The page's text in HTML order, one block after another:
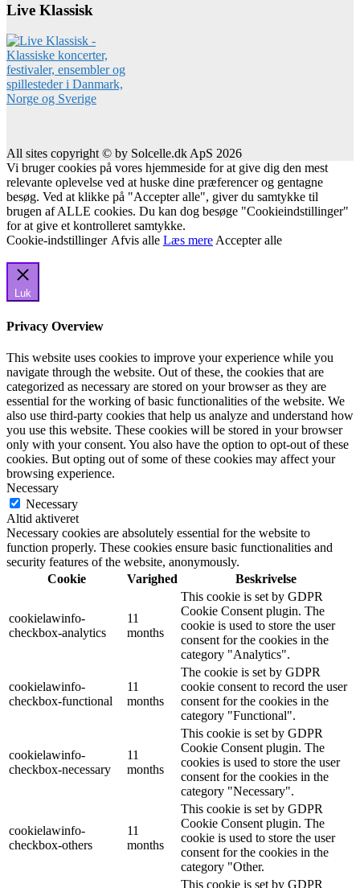
Live Klassisk
All sites copyright © by Solcelle.dk ApS 2026
Vi bruger cookies på vores hjemmeside for at give dig den mest
relevante oplevelse ved at huske dine præferencer og gentagne
besøg. Ved at klikke på "Accepter alle", giver du samtykke til
brugen af ALLE cookies. Du kan dog besøge "Cookieindstillinger"
for at give et kontrolleret samtykke.
Cookie-indstillinger Afvis alle Læs mere Accepter alle
Luk
Privacy Overview
This website uses cookies to improve your experience while you
navigate through the website. Out of these, the cookies that are
categorized as necessary are stored on your browser as they are
essential for the working of basic functionalities of the website. We
also use third-party cookies that help us analyze and understand how
you use this website. These cookies will be stored in your browser
only with your consent. You also have the option to opt-out of these
cookies. But opting out of some of these cookies may affect your
browsing experience.
Necessary
Necessary
Altid aktiveret
Necessary cookies are absolutely essential for the website to
function properly. These cookies ensure basic functionalities and
security features of the website, anonymously.
Cookie
Varighed Beskrivelse
cookielawinfo-
checkbox-analytics
11
months
This cookie is set by GDPR
Cookie Consent plugin. The
cookie is used to store the user
consent for the cookies in the
category "Analytics".
cookielawinfo-
checkbox-functional
11
months
The cookie is set by GDPR
cookie consent to record the user
consent for the cookies in the
category "Functional".
cookielawinfo-
checkbox-necessary
11
months
This cookie is set by GDPR
Cookie Consent plugin. The
cookies is used to store the user
consent for the cookies in the
category "Necessary".
cookielawinfo-
checkbox-others
11
months
This cookie is set by GDPR
Cookie Consent plugin. The
cookie is used to store the user
consent for the cookies in the
category "Other.
This cookie is set by GDPR